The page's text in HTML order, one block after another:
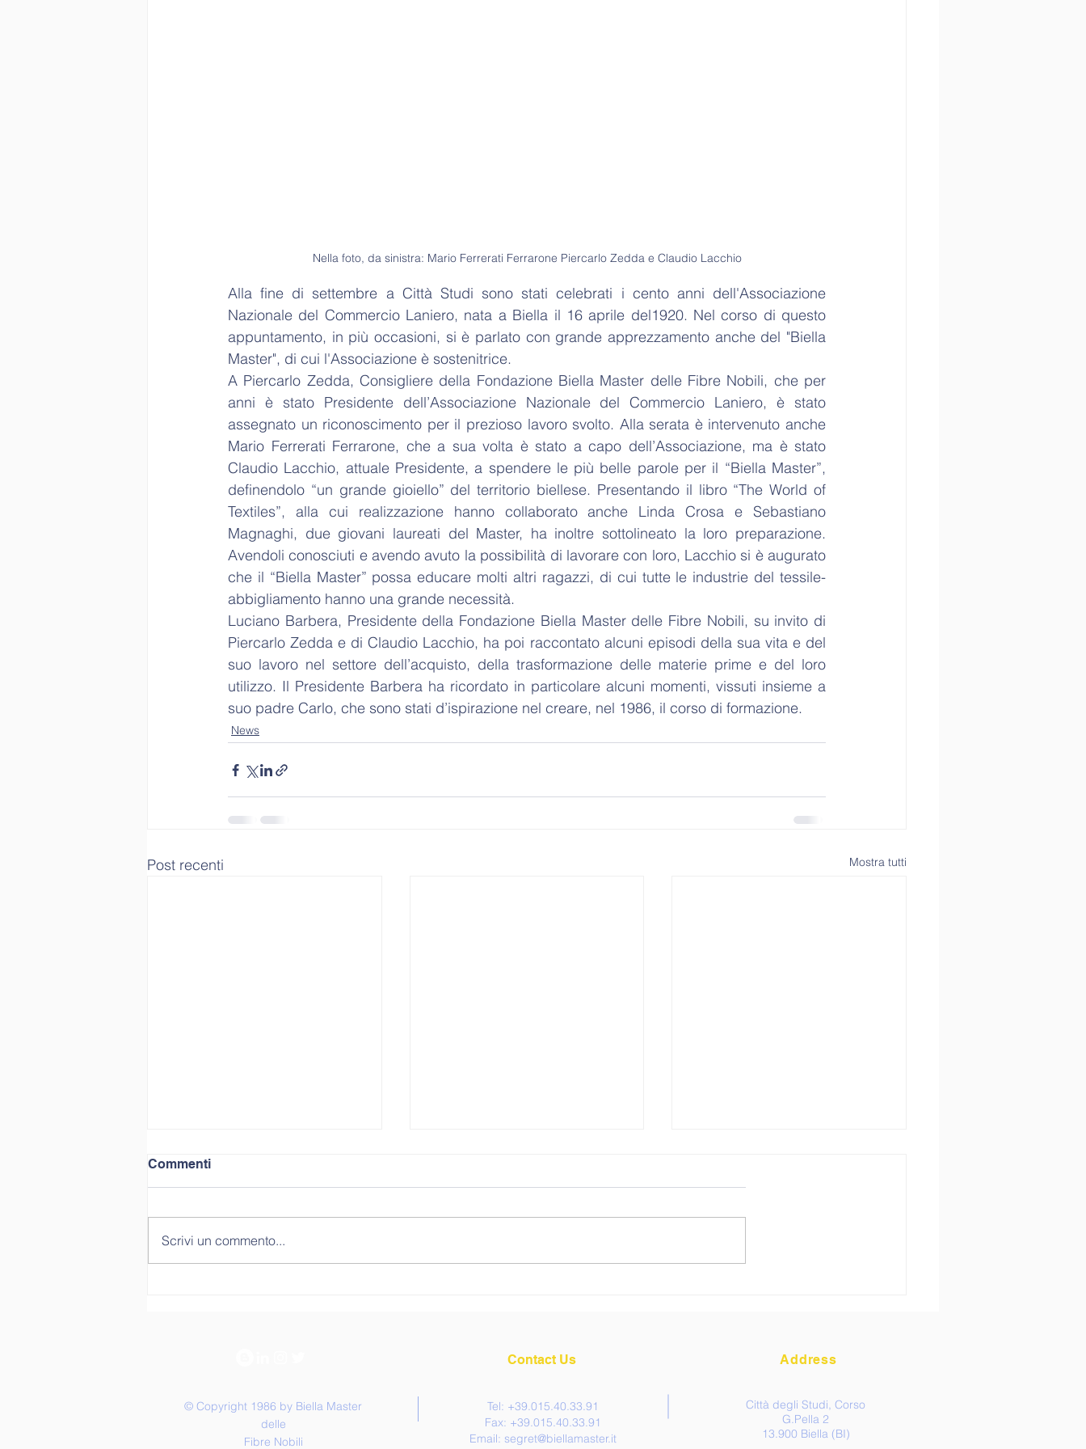
Nella foto, da sinistra: Mario Ferrerati Ferrarone Piercarlo Zedda e Claudio Lacchio
Alla fine di settembre a Città Studi sono stati celebrati i cento anni dell'Associazione
Nazionale del Commercio Laniero, nata a Biella il 16 aprile del1920. Nel corso di questo
appuntamento, in più occasioni, si è parlato con grande apprezzamento anche del "Biella
Master", di cui l'Associazione è sostenitrice.
A Piercarlo Zedda, Consigliere della Fondazione Biella Master delle Fibre Nobili, che per
anni è stato Presidente dell’Associazione Nazionale del Commercio Laniero, è stato
assegnato un riconoscimento per il prezioso lavoro svolto. Alla serata è intervenuto anche
Mario Ferrerati Ferrarone, che a sua volta è stato a capo dell’Associazione, ma è stato
Claudio Lacchio, attuale Presidente, a spendere le più belle parole per il “Biella Master”,
definendolo “un grande gioiello” del territorio biellese. Presentando il libro “The World of
Textiles”, alla cui realizzazione hanno collaborato anche Linda Crosa e Sebastiano
Magnaghi, due giovani laureati del Master, ha inoltre sottolineato la loro preparazione.
Avendoli conosciuti e avendo avuto la possibilità di lavorare con loro, Lacchio si è augurato
che il “Biella Master” possa educare molti altri ragazzi, di cui tutte le industrie del tessile-
abbigliamento hanno una grande necessità.
Luciano Barbera, Presidente della Fondazione Biella Master delle Fibre Nobili, su invito di
Piercarlo Zedda e di Claudio Lacchio, ha poi raccontato alcuni episodi della sua vita e del
suo lavoro nel settore dell’acquisto, della trasformazione delle materie prime e del loro
utilizzo. Il Presidente Barbera ha ricordato in particolare alcuni momenti, vissuti insieme a
suo padre Carlo, che sono stati d’ispirazione nel creare, nel 1986, il corso di formazione.
News
Post recenti Mostra tutti
Commenti
Scrivi un commento...
Contact Us
© Copyright 1986 by Biella Master
delle
Fibre Nobili
Tel: +39.015.40.33.91
Fax: +39.015.40.33.91
Email: segret@biellamaster.it
Address
Città degli Studi, Corso
G.Pella 2
13.900 Biella (BI)